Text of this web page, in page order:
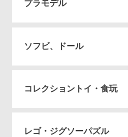
プラモデル
ソフビ、ドール
コレクショントイ・食玩
レゴ・ジグソーパズル